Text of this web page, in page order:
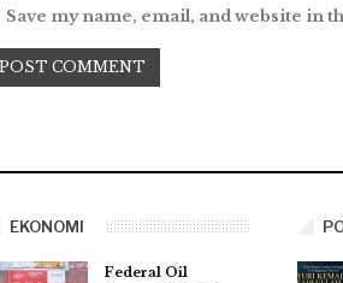
Save my name, email, and website
EKONOMI
Federal Oil